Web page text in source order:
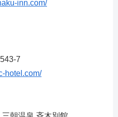
inn.com/
7
hotel.com/